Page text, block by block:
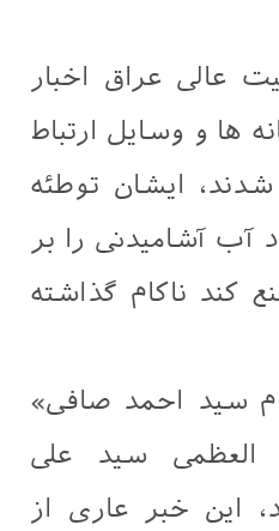
عالی عراق اخبار
ها و وسايل ارتباط
ایشان توطئه
آب آشامیدنی را بر
کند ناکام گذاشته
سید احمد صافی»
العظمی سید علی
اين خبر عاری از